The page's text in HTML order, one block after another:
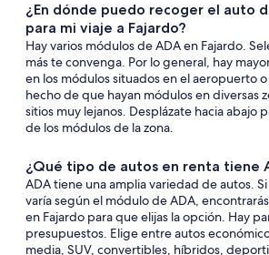
¿En dónde puedo recoger el auto
para mi viaje a Fajardo?
Hay varios módulos de ADA en Fajardo.
más te convenga. Por lo general, hay
en los módulos situados en el aeropuerto
hecho de que hayan módulos en diversas
sitios muy lejanos. Desplázate hacia abajo
de los módulos de la zona.
¿Qué tipo de autos en renta tiene
ADA tiene una amplia variedad de autos.
varía según el módulo de ADA,
en Fajardo para que elijas la opción. Hay
presupuestos. Elige entre autos
media, SUV, convertibles, híbridos,